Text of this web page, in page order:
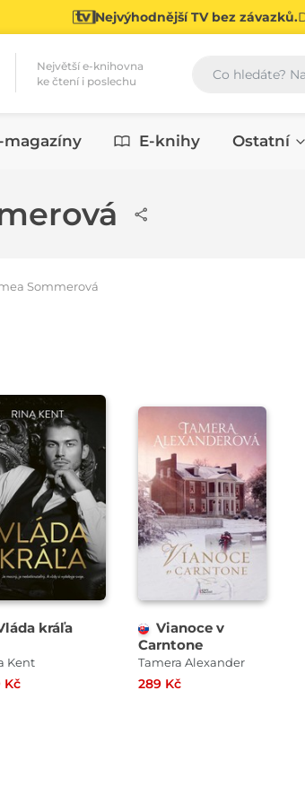
Nejvýhodnější TV bez závazků.
Největší e-knihovna
ke čtení i poslechu
magazíny E-knihy Ostatní
Sommerová
kráľa
Kent
Kč
Vianoce v
Carntone
Tamera Alexander
289 Kč